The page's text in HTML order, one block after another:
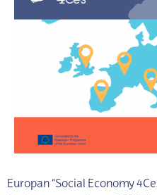
Europan “Social Economy